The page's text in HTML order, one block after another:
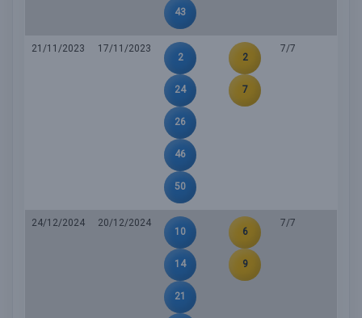
43
21/11/2023
17/11/2023
2
24
26
46
50
2
7
7/7
24/12/2024
20/12/2024
10
14
21
6
9
7/7